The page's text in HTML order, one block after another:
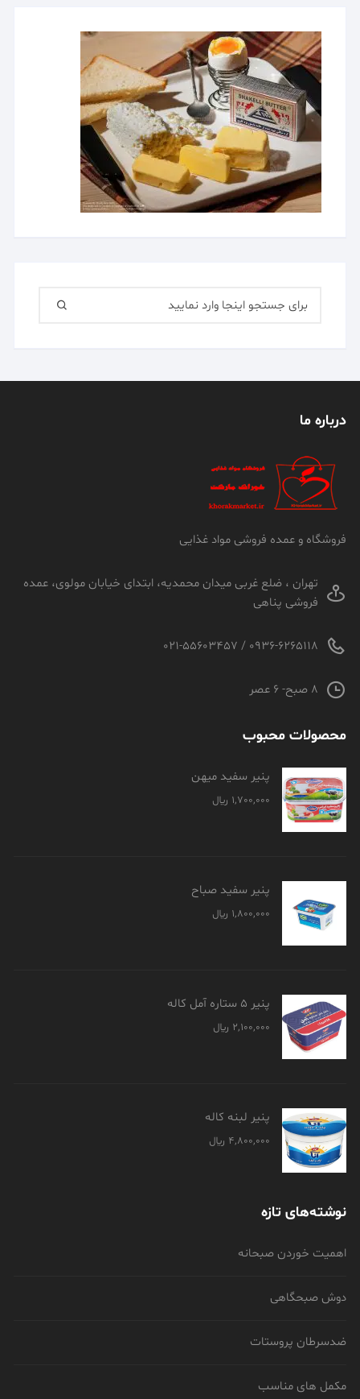
برای:
درباره ما
فروشگاه و عمده فروشی مواد غذایی
تهران ، ضلع غربی میدان محمدیه، ابتدای خیابان مولوی، عمده
فروشی پناهی
0936-6265118 / 021-55603457
8 صبح- 6 عصر
محصولات محبوب
پنیر سفید میهن
1,700,000 ﷼
پنیر سفید صباح
1,800,000 ﷼
پنیر 5 ستاره آمل کاله
2,100,000 ﷼
پنیر لبنه کاله
4,800,000 ﷼
نوشته‌های تازه
اهمیت خوردن صبحانه
دوش صبحگاهی
ضدسرطان پروستات
مکمل های مناسب